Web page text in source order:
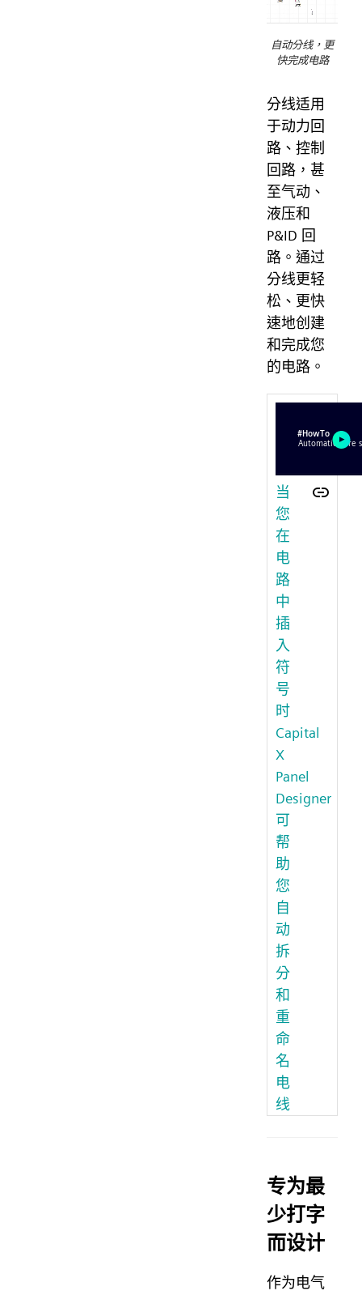
自动分线，更
快完成电路
分线适用
于动力回
路、控制
回路，甚
至气动、
液压和
P&ID 回
路。通过
分线更轻
松、更快
速地创建
和完成您
的电路。
当
您
在
电
路
中
插
入
符
号
时
Capital
X
Panel
Designer
可
帮
助
您
自
动
拆
分
和
重
命
名
电
线
专为最
少打字
而设计
作为电气